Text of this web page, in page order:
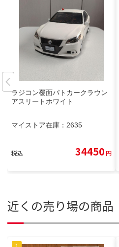
ラジコン覆面パトカークラウン
アスリートホワイト
マイストア在庫： 2635
税込 34450円
近くの売り場の商品